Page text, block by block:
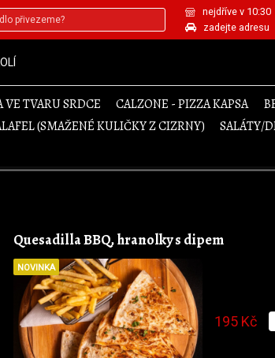
nejdříve v 10:30
zadejte adresu
VE TVARU SRDCE CALZONE - PIZZA KAPSA
(SMAŽENÉ KULIČKY Z CIZRNY) SALÁTY/
Quesadilla BBQ, hranolky s dipem
NOVINKA
195 Kč